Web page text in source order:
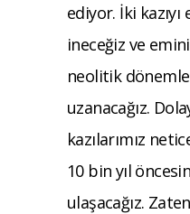
ediyor. İki
ineceğiz ve
neolitik
uzanacağız.
kazılarımız
10 bin yıl
ulaşacağız.